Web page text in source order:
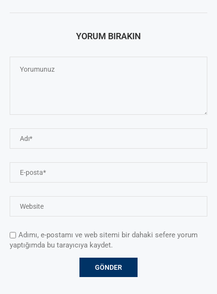
YORUM BIRAKIN
Adımı, e-postamı ve web sitemi bir dahaki sefere yorum
yaptığımda bu tarayıcıya kaydet.